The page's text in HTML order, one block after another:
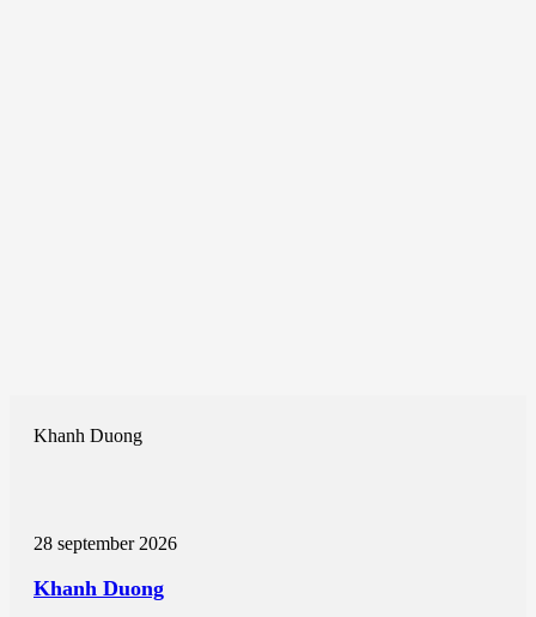
Khanh Duong
28 september 2026
Khanh Duong